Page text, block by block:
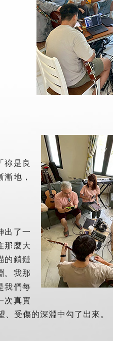
祢是良
地，
出了一
那麼大
的鎖鏈
。我那
我們每
次真實
受傷的深淵中勾了出來。